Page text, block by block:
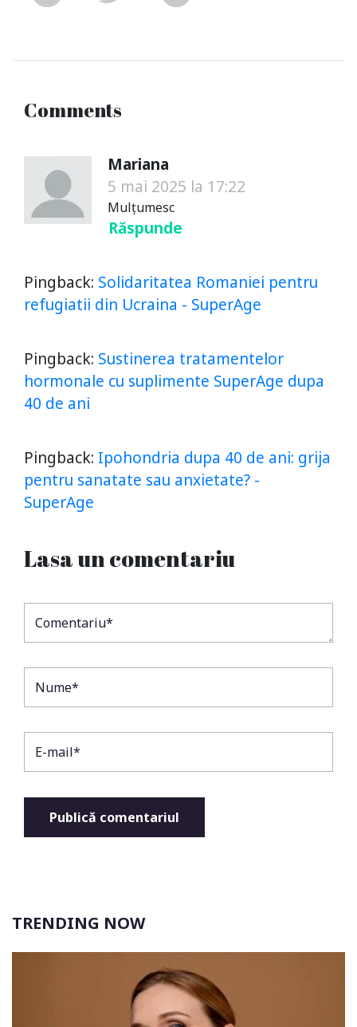
Comments
Mariana
5 mai 2025 la 17:22
Mulțumesc
Răspunde
Pingback: Solidaritatea Romaniei pentru
refugiatii din Ucraina - SuperAge
Pingback: Sustinerea tratamentelor
hormonale cu suplimente SuperAge dupa
40 de ani
Pingback: Ipohondria dupa 40 de ani: grija
pentru sanatate sau anxietate? -
SuperAge
Lasa un comentariu
TRENDING NOW